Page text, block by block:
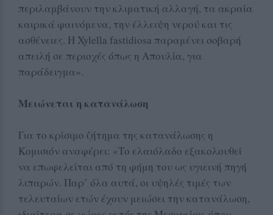
περιλαμβάνουν την κλιματική αλλαγή, τα ακραία
καιρικά φαινόμενα, την έλλειψη νερού και τις
ασθένειες. Η Xylella fastidiosa παραμένει σοβαρή
απειλή σε περιοχές όπως η Απουλία, για
παράδειγμα».
Μειώνεται η κατανάλωση
Για το κρίσιμο ζήτημα της κατανάλωσης η
Κομισιόν αναφέρει: «Το ελαιόλαδο εξακολουθεί
να επωφελείται από τη φήμη του ως υγιεινή πηγή
λιπαρών. Παρ’ όλα αυτά, οι υψηλές τιμές των
τελευταίων ετών έχουν μειώσει την κατανάλωση,